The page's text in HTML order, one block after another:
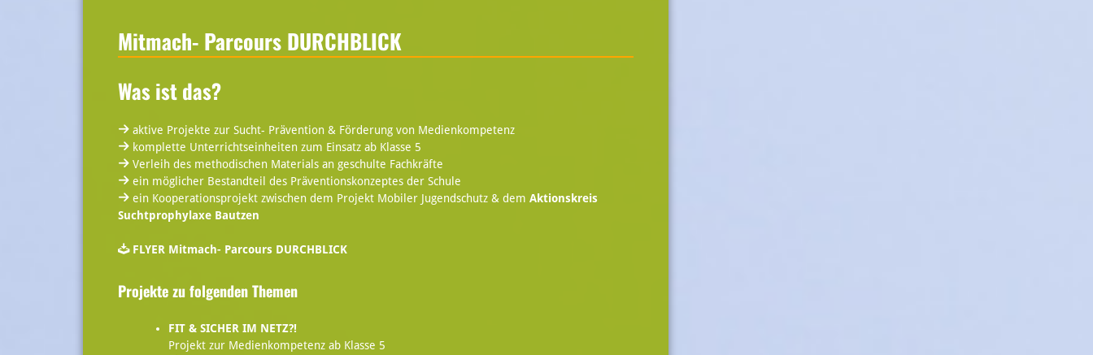
Mitmach- Parcours DURCHBLICK
Was ist das?
aktive Projekte zur Sucht- Prävention & Förderung von Medienkompetenz
komplette Unterrichtseinheiten zum Einsatz ab Klasse 5
Verleih des methodischen Materials an geschulte Fachkräfte
ein möglicher Bestandteil des Präventionskonzeptes der Schule
ein Kooperationsprojekt zwischen dem Projekt Mobiler Jugendschutz & demAktionskreis
Suchtprophylaxe Bautzen
FLYER Mitmach- Parcours DURCHBLICK
Projekte zu folgenden Themen
FIT & SICHER IM NETZ?!
Projekt zur Medienkompetenz ab Klasse 5